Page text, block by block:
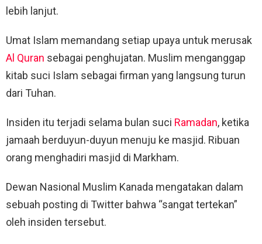
lebih lanjut.
Umat Islam memandang setiap upaya untuk merusak
Al Quran sebagai penghujatan. Muslim menganggap
kitab suci Islam sebagai firman yang langsung turun
dari Tuhan.
Insiden itu terjadi selama bulan suci Ramadan, ketika
jamaah berduyun-duyun menuju ke masjid. Ribuan
orang menghadiri masjid di Markham.
Dewan Nasional Muslim Kanada mengatakan dalam
sebuah posting di Twitter bahwa “sangat tertekan”
oleh insiden tersebut.